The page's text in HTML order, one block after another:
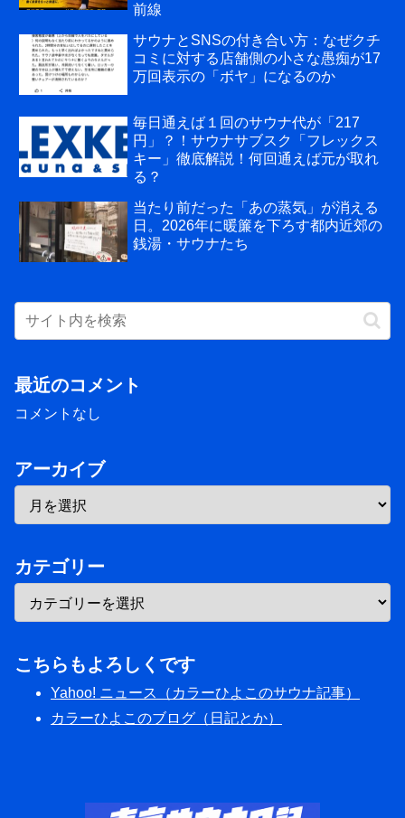
前線
サウナとSNSの付き合い方：なぜクチ
コミに対する店舗側の小さな愚痴が17
万回表示の「ボヤ」になるのか
毎日通えば１回のサウナ代が「217
円」？！サウナサブスク「フレックス
キー」徹底解説！何回通えば元が取れ
る？
当たり前だった「あの蒸気」が消える
日。2026年に暖簾を下ろす都内近郊の
銭湯・サウナたち
最近のコメント
コメントなし
アーカイブ
カテゴリー
こちらもよろしくです
Yahoo! ニュース（カラーひよこのサウナ記事）
カラーひよこのブログ（日記とか）